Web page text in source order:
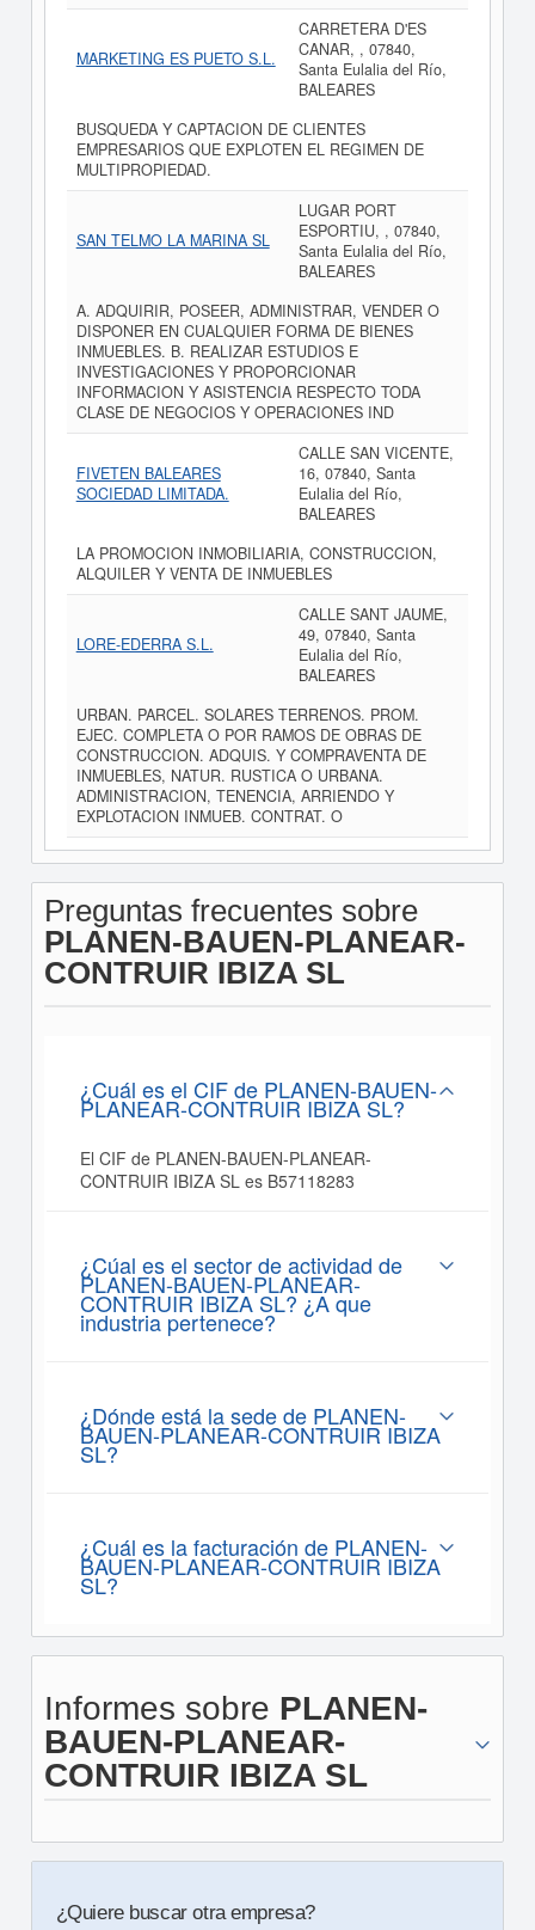
MARKETING ES PUETO S.L.
CARRETERA D'ES
CANAR, , 07840,
Santa Eulalia del Río,
BALEARES
BUSQUEDA Y CAPTACION DE CLIENTES
EMPRESARIOS QUE EXPLOTEN EL REGIMEN DE
MULTIPROPIEDAD.
SAN TELMO LA MARINA SL
LUGAR PORT
ESPORTIU, , 07840,
Santa Eulalia del Río,
BALEARES
A. ADQUIRIR, POSEER, ADMINISTRAR, VENDER O
DISPONER EN CUALQUIER FORMA DE BIENES
INMUEBLES. B. REALIZAR ESTUDIOS E
INVESTIGACIONES Y PROPORCIONAR
INFORMACION Y ASISTENCIA RESPECTO TODA
CLASE DE NEGOCIOS Y OPERACIONES IND
FIVETEN BALEARES
SOCIEDAD LIMITADA.
CALLE SAN VICENTE,
16, 07840, Santa
Eulalia del Río,
BALEARES
LA PROMOCION INMOBILIARIA, CONSTRUCCION,
ALQUILER Y VENTA DE INMUEBLES
LORE-EDERRA S.L.
CALLE SANT JAUME,
49, 07840, Santa
Eulalia del Río,
BALEARES
URBAN. PARCEL. SOLARES TERRENOS. PROM.
EJEC. COMPLETA O POR RAMOS DE OBRAS DE
CONSTRUCCION. ADQUIS. Y COMPRAVENTA DE
INMUEBLES, NATUR. RUSTICA O URBANA.
ADMINISTRACION, TENENCIA, ARRIENDO Y
EXPLOTACION INMUEB. CONTRAT. O
Preguntas frecuentes sobre
PLANEN-BAUEN-PLANEAR-
CONTRUIR IBIZA SL
¿Cuál es el CIF de PLANEN-BAUEN-
PLANEAR-CONTRUIR IBIZA SL?
El CIF de PLANEN-BAUEN-PLANEAR-
CONTRUIR IBIZA SL es B57118283
¿Cúal es el sector de actividad de
PLANEN-BAUEN-PLANEAR-
CONTRUIR IBIZA SL? ¿A que
industria pertenece?
¿Dónde está la sede de PLANEN-
BAUEN-PLANEAR-CONTRUIR IBIZA
SL?
¿Cuál es la facturación de PLANEN-
BAUEN-PLANEAR-CONTRUIR IBIZA
SL?
Informes sobre PLANEN-
BAUEN-PLANEAR-
CONTRUIR IBIZA SL
¿Quiere buscar otra empresa?